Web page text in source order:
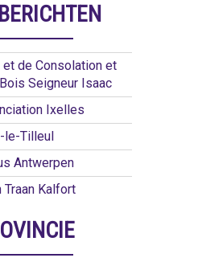
et de Consolation et
Seigneur Isaac
Ixelles
le-Tilleul
Antwerpen
Kalfort